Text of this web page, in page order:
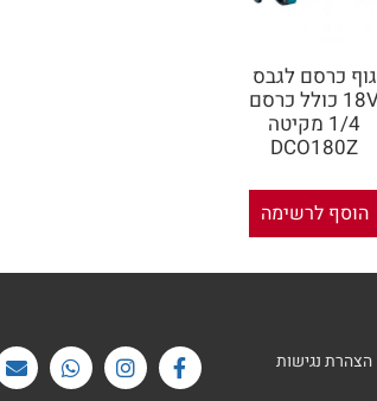
גוף כרסם לגבס
18V כולל כרסם
1/4 מקיטה
DCO180Z
הוסף לרשימה
הצהרת נגישות